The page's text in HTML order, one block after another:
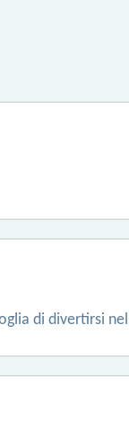
di divertirsi